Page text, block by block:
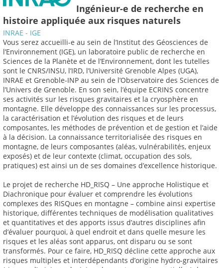
Ingénieur-e de recherche en
histoire appliquée aux risques naturels
INRAE - IGE
Vous serez accueilli-e au sein de l’Institut des Géosciences de
l’Environnement (IGE), un laboratoire public de recherche en
Sciences de la Planète et de l’Environnement, dont les tutelles
sont le CNRS/INSU, l’IRD, l’Université Grenoble Alpes (UGA),
INRAE et Grenoble-INP au sein de l’Observatoire des Sciences de
l’Univers de Grenoble. En son sein, l’équipe ECRINS concentre
ses activités sur les risques gravitaires et la cryosphère en
montagne. Elle développe des connaissances sur les processus,
la caractérisation et l’évolution des risques et de leurs
composantes, les méthodes de prévention et de gestion et l’aide
à la décision. La connaissance territorialisée des risques en
montagne, de leurs composantes (aléas, vulnérabilités, enjeux
exposés) et de leur contexte (climat, occupation des sols,
pratiques) est ainsi un de ses domaines d’excellence historique.
Le projet de recherche HD_RISQ – Une approche Holistique et
Diachronique pour évaluer et comprendre les évolutions
complexes des RISQues en montagne – combine ainsi expertise
historique, différentes techniques de modélisation qualitatives
et quantitatives et des apports issus d’autres disciplines afin
d’évaluer pourquoi, à quel endroit et dans quelle mesure les
risques et les aléas sont apparus, ont disparu ou se sont
transformés. Pour ce faire, HD_RISQ décline cette approche aux
risques multiples et interdépendants d’origine hydro-gravitaires